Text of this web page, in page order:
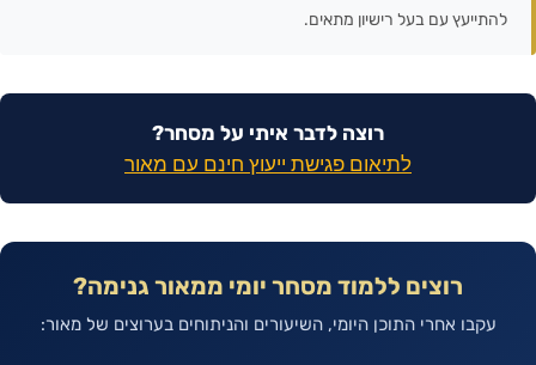
להתייעץ עם בעל רישיון מתאים.
רוצה לדבר איתי על מסחר?
לתיאום פגישת ייעוץ חינם עם מאור
רוצים ללמוד מסחר יומי ממאור גנימה?
עקבו אחרי התוכן היומי, השיעורים והניתוחים בערוצים של מאור: